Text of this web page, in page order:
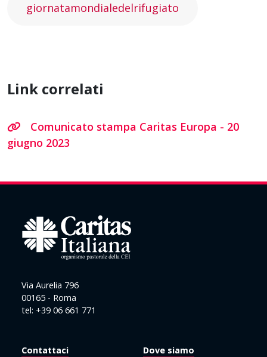
giornatamondialedelrifugiato
Link correlati
Comunicato stampa Caritas Europa - 20
giugno 2023
Via Aurelia 796
00165 - Roma
tel: +39 06 661 771
Contattaci Dove siamo